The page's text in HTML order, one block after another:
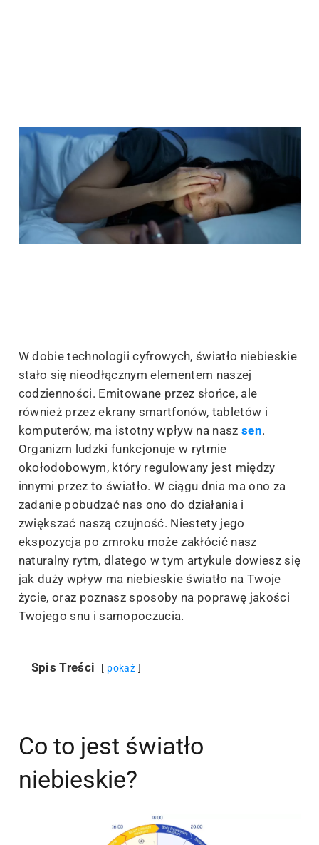
W dobie technologii cyfrowych, światło niebieskie
stało się nieodłącznym elementem naszej
codzienności. Emitowane przez słońce, ale
również przez ekrany smartfonów, tabletów i
komputerów, ma istotny wpływ na naszsen.
Organizm ludzki funkcjonuje w rytmie
okołodobowym, który regulowany jest między
innymi przez to światło. W ciągu dnia ma ono za
zadanie pobudzać nas ono do działania i
zwiększać naszą czujność. Niestety jego
ekspozycja po zmroku może zakłócić nasz
naturalny rytm, dlatego w tym artykule dowiesz się
jak duży wpływ ma niebieskie światło na Twoje
życie, oraz poznasz sposoby na poprawę jakości
Twojego snu i samopoczucia.
Spis Treści pokaż
Co to jest światło
niebieskie?